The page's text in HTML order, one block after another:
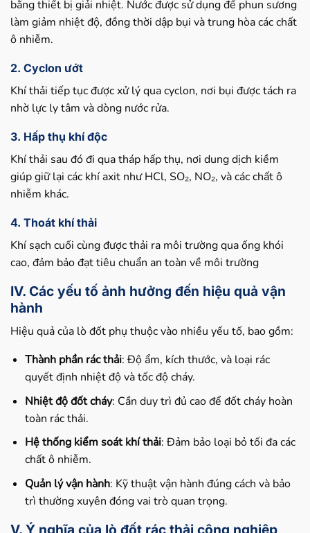
bằng thiết bị giải nhiệt. Nước được sử dụng để phun sương
làm giảm nhiệt độ, đồng thời dập bụi và trung hòa các chất
ô nhiễm.
2. Cyclon ướt
Khí thải tiếp tục được xử lý qua cyclon, nơi bụi được tách ra
nhờ lực ly tâm và dòng nước rửa.
3. Hấp thụ khí độc
Khí thải sau đó đi qua tháp hấp thụ, nơi dung dịch kiềm
giúp giữ lại các khí axit như HCl, SO₂, NO₂, và các chất ô
nhiễm khác.
4. Thoát khí thải
Khí sạch cuối cùng được thải ra môi trường qua ống khói
cao, đảm bảo đạt tiêu chuẩn an toàn về môi trường
IV. Các yếu tố ảnh hưởng đến hiệu quả vận
hành
Hiệu quả của lò đốt phụ thuộc vào nhiều yếu tố, bao gồm:
Thành phần rác thải: Độ ẩm, kích thước, và loại rác
quyết định nhiệt độ và tốc độ cháy.
Nhiệt độ đốt cháy: Cần duy trì đủ cao để đốt cháy hoàn
toàn rác thải.
Hệ thống kiểm soát khí thải: Đảm bảo loại bỏ tối đa các
chất ô nhiễm.
Quản lý vận hành: Kỹ thuật vận hành đúng cách và bảo
trì thường xuyên đóng vai trò quan trọng.
V. Ý nghĩa của lò đốt rác thải công nghiệp